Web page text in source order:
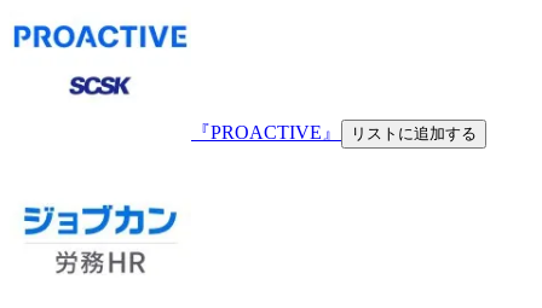
『PROACTIVE』 リストに追加する